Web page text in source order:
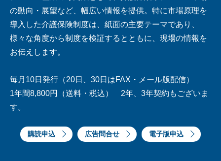
の動向・展望など、幅広い情報を提供。特に市場原理を
導入した介護保険制度は、紙面の主要テーマであり、
様々な角度から制度を検証するとともに、現場の情報を
お伝えします。
毎月10日発行（20日、30日はFAX・メール版配信）
1年間8,800円（送料・税込） 2年、3年契約もございま
す。
購読申込 広告問合せ 電子版申込